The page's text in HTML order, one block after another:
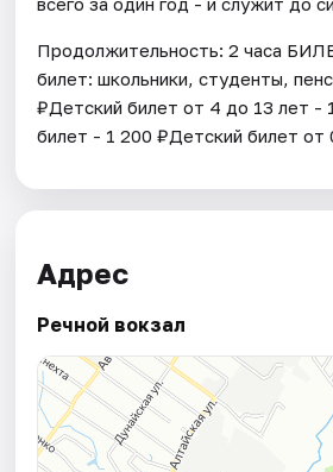
Продолжительность: 2 часа
билет: школьники, студенты,
₽Детский билет от 4 до 13 лет -
билет - 1 200 ₽Детский билет от
Адрес
Речной вокзал